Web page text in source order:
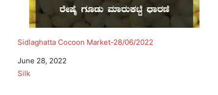
Sidlaghatta Cocoon Market-28/06/2022
Date
June 28, 2022
In relation to
Silk